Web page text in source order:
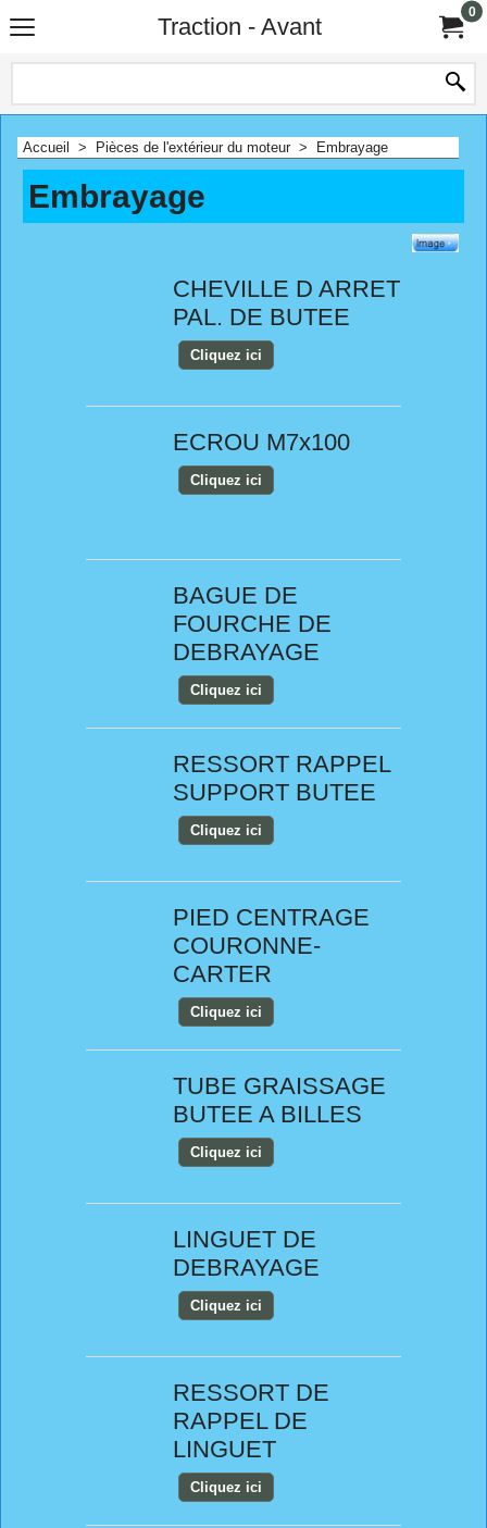
Traction - Avant
0
Accueil > Pièces de l'extérieur du moteur > Embrayage
Embrayage
CHEVILLE D ARRET
PAL. DE BUTEE
Cliquez ici
ECROU M7x100
Cliquez ici
BAGUE DE
FOURCHE DE
DEBRAYAGE
Cliquez ici
RESSORT RAPPEL
SUPPORT BUTEE
Cliquez ici
PIED CENTRAGE
COURONNE-
CARTER
Cliquez ici
TUBE GRAISSAGE
BUTEE A BILLES
Cliquez ici
LINGUET DE
DEBRAYAGE
Cliquez ici
RESSORT DE
RAPPEL DE
LINGUET
Cliquez ici